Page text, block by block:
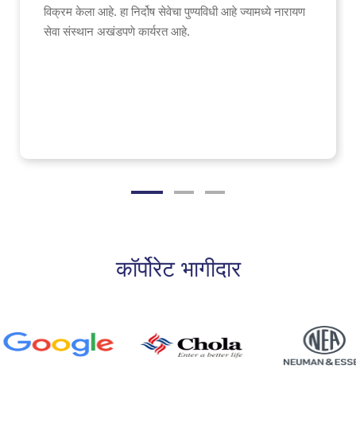
विक्रम केला आहे. हा निर्दोष सेवेचा पुण्यविधी आहे ज्यामध्ये नारायण
सेवा संस्थान अखंडपणे कार्यरत आहे.
कॉर्पोरेट भागीदार